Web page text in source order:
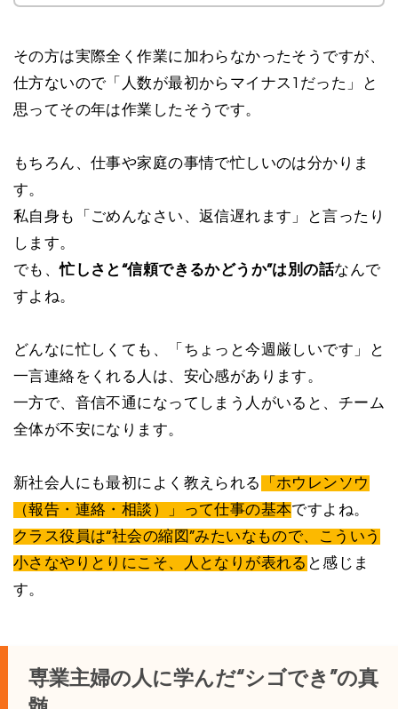
その方は実際全く作業に加わらなかったそうですが、
仕方ないので「人数が最初からマイナス1だった」と
思ってその年は作業したそうです。
もちろん、仕事や家庭の事情で忙しいのは分かりま
す。
私自身も「ごめんなさい、返信遅れます」と言ったり
します。
でも、忙しさと“信頼できるかどうか”は別の話なんで
すよね。
どんなに忙しくても、「ちょっと今週厳しいです」と
一言連絡をくれる人は、安心感があります。
一方で、音信不通になってしまう人がいると、チーム
全体が不安になります。
新社会人にも最初によく教えられる
「ホウレンソウ
（報告・連絡・相談）」って仕事の基本ですよね。
クラス役員は“社会の縮図”みたいなもので、こういう
小さなやりとりにこそ、人となりが表れる と感じま
す。
専業主婦の人に学んだ“シゴでき”の真